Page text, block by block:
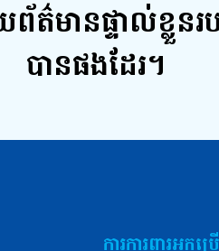
ត៌មានផ្ទាល់ខ្លួន
បានផងដែរ។
ការការពារអ្នកប្